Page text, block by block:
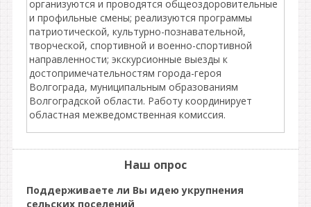
организуются и проводятся общеоздоровительные
и профильные смены; реализуются программы
патриотической, культурно-познавательной,
творческой, спортивной и военно-спортивной
направленности; экскурсионные выезды к
достопримечательностям города-героя
Волгограда, муниципальным образованиям
Волгоградской области. Работу координирует
областная межведомственная комиссия.
Наш опрос
Поддерживаете ли Вы идею укрупнения
сельских поселений